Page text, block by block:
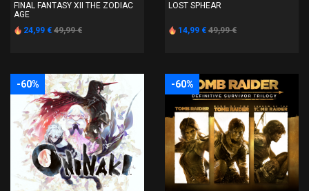
FINAL FANTASY XII THE ZODIAC
AGE
24,99 € 49,99 €
LOST SPHEAR
14,99 € 49,99 €
-60% -60%